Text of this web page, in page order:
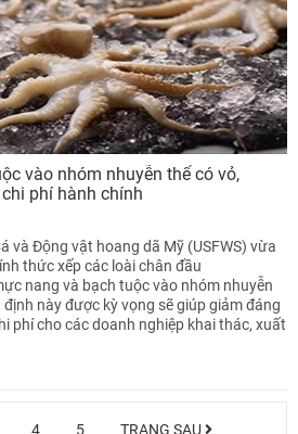
vào nhóm nhuyễn thể có vỏ,
phí hành chính
và Động vật hoang dã Mỹ (USFWS) vừa
thức xếp các loài chân đầu
nang và bạch tuộc vào nhóm nhuyễn
này được kỳ vọng sẽ giúp giảm đáng
phí cho các doanh nghiệp khai thác, xuất
4 5 TRANG SAU